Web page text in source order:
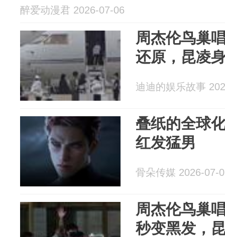
醉爱动漫君 2026-07-06
周杰伦鸟巢
还原，昆凌
迪迪的娱乐故事
叠纸的全球
红发猛男
骨朵传媒 2026-07-
周杰伦鸟巢
秒变黑发，